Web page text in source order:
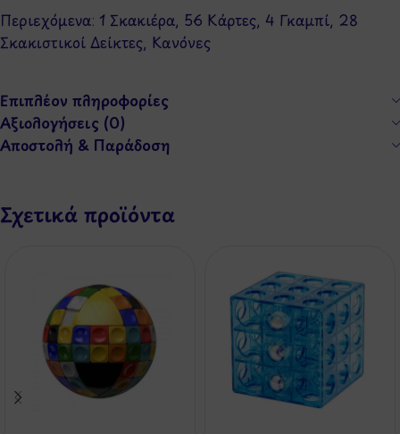
Περιεχόμενα: 1 Σκακιέρα, 56 Κάρτες, 4 Γκαμπί, 28
Σκακιστικοί Δείκτες, Κανόνες
Επιπλέον πληροφορίες
Αξιολογήσεις (0)
Αποστολή & Παράδοση
Σχετικά προϊόντα